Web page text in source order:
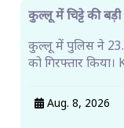
कुल्लू में चिट्टे की
कुल्लू में पुलिस ने
को गिरफ्तार
Aug. 8, 2026